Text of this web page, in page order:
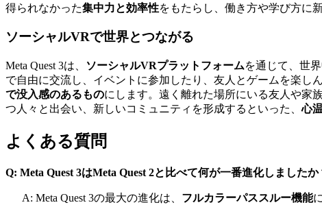
得られなかった集中力と効率性をもたらし、働き方や学び方に
ソーシャルVRで世界とつながる
Meta Quest 3は、 ソーシャルVRプラットフォームを通じて、世
で自由に交流し、イベントに参加したり、友人とゲームを楽し
で没入感のあるものにします。遠く離れた場所にいる友人や家
つ人々と出会い、新しいコミュニティを形成するといった、心
よくある質問
Q: Meta Quest 3はMeta Quest 2と比べて何が一番進化しましたか
A: Meta Quest 3の最大の進化は、 フルカラーパススルー機能